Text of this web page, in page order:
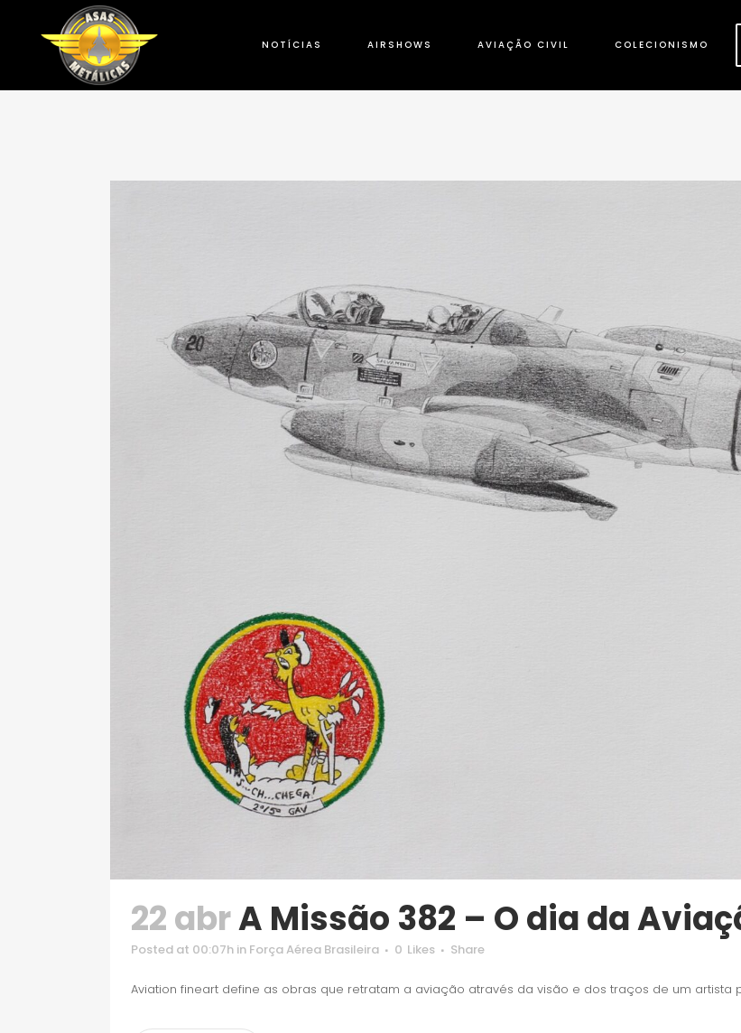
NOTÍCIAS AIRSHOWS AVIAÇÃO CIVIL COLECIONISMO
22 abrA Missão 382 – O dia da
Posted at 00:07h in Força Aérea Brasileira 0 Likes Share
Aviation fineart define as obras que retratam a aviação através da visão e dos traços de um artista